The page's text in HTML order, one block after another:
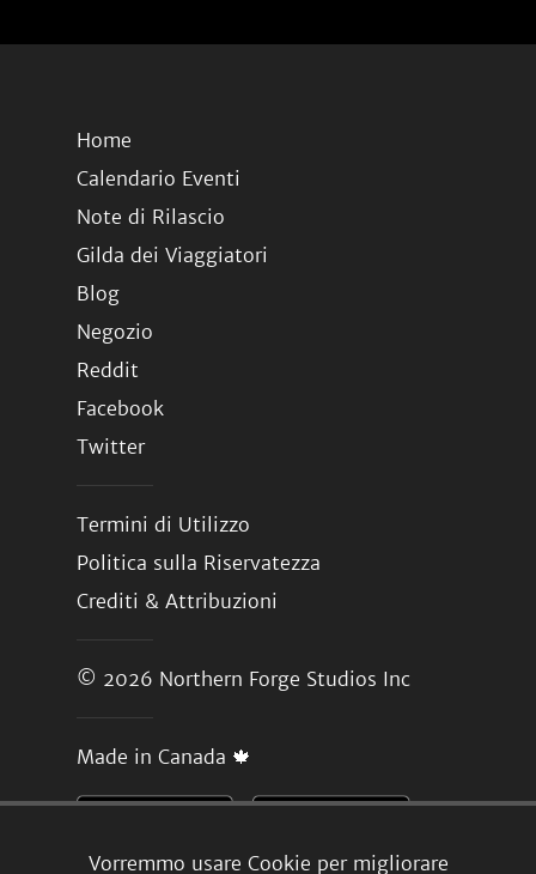
Vorremmo usare Cookie per migliorare
Home
Calendario Eventi
Note di Rilascio
Gilda dei Viaggiatori
Blog
Negozio
Reddit
Facebook
Twitter
Termini di Utilizzo
Politica sulla Riservatezza
Crediti & Attribuzioni
© 2026 Northern Forge Studios Inc
Made in Canada 🍁